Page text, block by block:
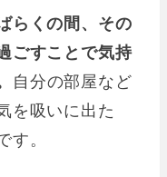
らくの間、その
ごすことで気持
自分の部屋など
を吸いに出た
。